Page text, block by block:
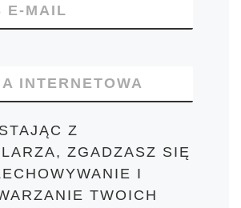
E-MAIL
INTERNETOWA
Z
ZGADZASZ SIĘ
I
TWOICH